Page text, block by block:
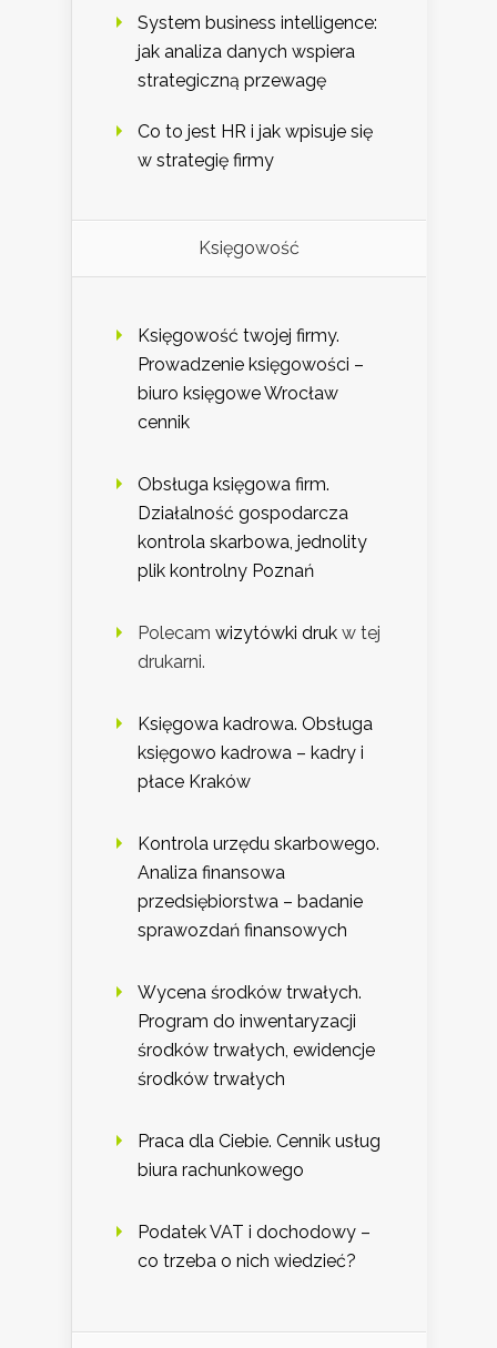
System business intelligence:
jak analiza danych wspiera
strategiczną przewagę
Co to jest HR i jak wpisuje się
w strategię firmy
Księgowość
Księgowość twojej firmy.
Prowadzenie księgowości –
biuro księgowe Wrocław
cennik
Obsługa księgowa firm.
Działalność gospodarcza
kontrola skarbowa, jednolity
plik kontrolny Poznań
Polecam wizytówki druk w tej
drukarni.
Księgowa kadrowa. Obsługa
księgowo kadrowa – kadry i
płace Kraków
Kontrola urzędu skarbowego.
Analiza finansowa
przedsiębiorstwa – badanie
sprawozdań finansowych
Wycena środków trwałych.
Program do inwentaryzacji
środków trwałych, ewidencje
środków trwałych
Praca dla Ciebie. Cennik usług
biura rachunkowego
Podatek VAT i dochodowy –
co trzeba o nich wiedzieć?